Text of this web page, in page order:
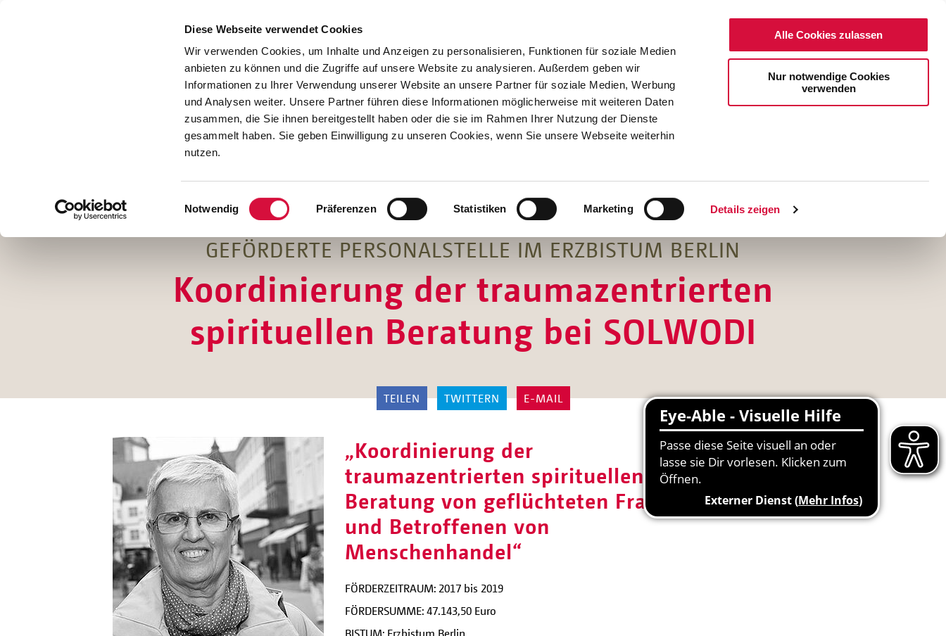
Diese Webseite verwendet Cookies
Wir verwenden Cookies, um Inhalte und Anzeigen zu personalisieren, Funktionen für soziale Medien
anbieten zu können und die Zugriffe auf unsere Website zu analysieren. Außerdem geben wir
Informationen zu Ihrer Verwendung unserer Website an unsere Partner für soziale Medien, Werbung
und Analysen weiter. Unsere Partner führen diese Informationen möglicherweise mit weiteren Daten
zusammen, die Sie ihnen bereitgestellt haben oder die sie im Rahmen Ihrer Nutzung der Dienste
gesammelt haben. Sie geben Einwilligung zu unseren Cookies, wenn Sie unsere Webseite weiterhin
nutzen.
Einwilligungsauswahl
Notwendig Präferenzen Statistiken Marketing Details zeigen
Alle Cookies zulassen
Nur notwendige Cookies
verwenden
Hilfen
Unterstützen
Projekte
GEFÖRDERTE PERSONALSTELLE IM ERZBISTUM BERLIN
Koordinierung der traumazentrierten
spirituellen Beratung bei SOLWODI
TEILEN TWITTERN E-MAIL
„Koordinierung der
traumazentrierten spirituellen
Beratung von geflüchteten Frauen
und Betroffenen von
Menschenhandel“
FÖRDERZEITRAUM: 2017 bis 2019
FÖRDERSUMME: 47.143,50 Euro
BISTUM: Erzbistum Berlin